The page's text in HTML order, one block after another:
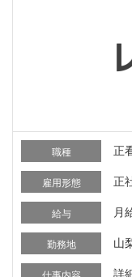
職種 正
雇用形態 正
給与 月
勤務地 山
仕事内容 詳